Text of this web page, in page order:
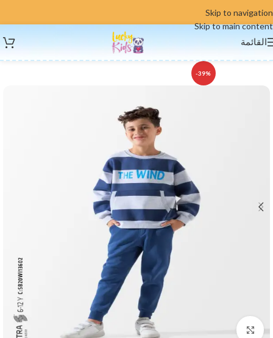
Skip to navigation
Skip to main content
القائمة
-39%
Click to enlarge